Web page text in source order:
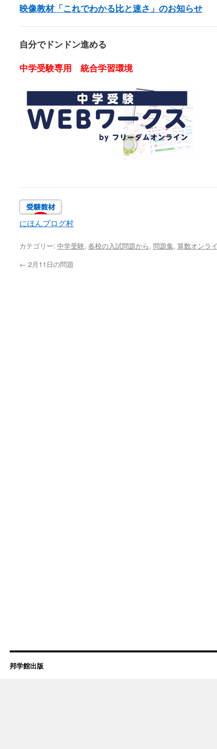
映像教材「これでわかる比と速さ」のお知らせ
自分でドンドン進める
中学受験専用 統合学習環境
にほんブログ村
カテゴリー: 中学受験, 各校の入試問題から, 問題集, 算数オンラ
← 2月11日の問題
邦学館出版